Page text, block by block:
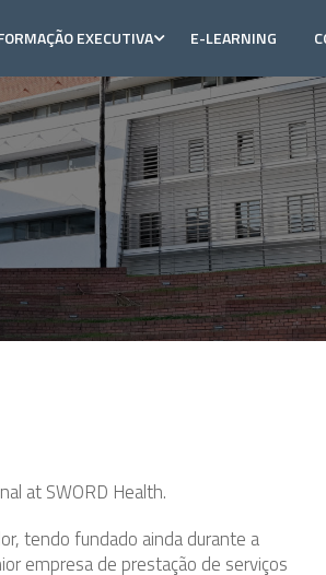
EXECUTIVA E-LEARNING
at SWORD Health.
tendo fundado ainda durante a
empresa de prestação de serviços